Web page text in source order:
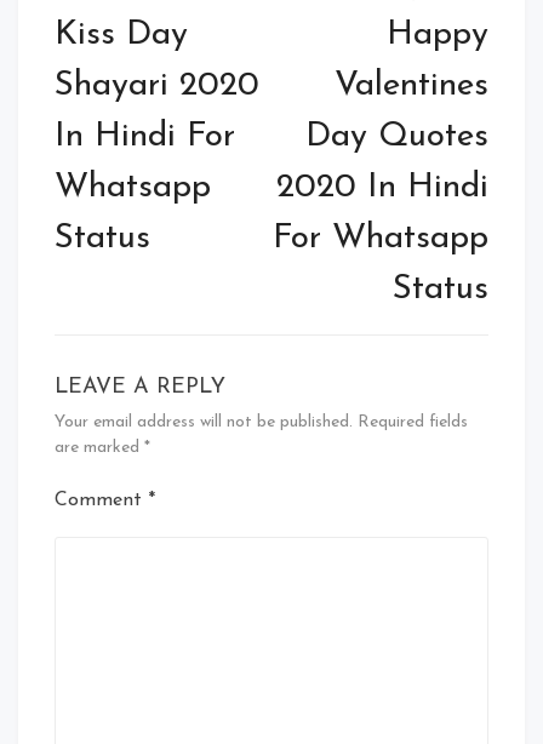
navigation
Kiss Day
Shayari 2020
In Hindi For
Whatsapp
Status
Happy
Valentines
Day Quotes
2020 In Hindi
For Whatsapp
Status
LEAVE A REPLY
Your email address will not be published. Required fields
are marked *
Comment *